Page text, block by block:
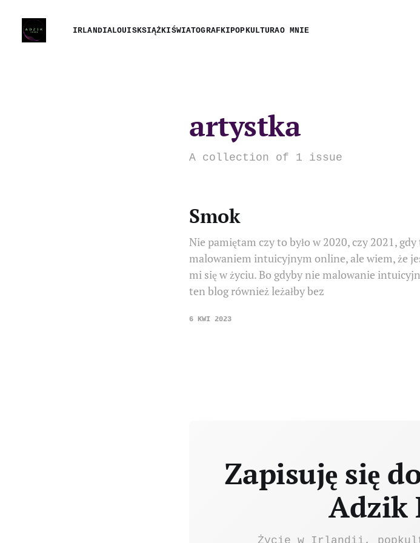
IRLANDIALOUISKSIĄŻKIŚWIATOGRAFKIPOPKULTURAO MNIE
artystka
A collection of 1 issue
Smok
Nie pamiętam czy to było w 2020, czy 2021,
malowaniem intuicyjnym online, ale wiem, że
mi się w życiu. Bo gdyby nie malowanie
ten blog również leżałby bez
6 KWI 2023
Zapisuję się
Adzik
Życie w Irlandii,